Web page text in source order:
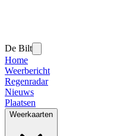
De Bilt
Home
Weerbericht
Regenradar
Nieuws
Plaatsen
Weerkaarten